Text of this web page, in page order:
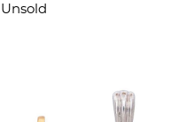
Esmeraldas corte
Unsold